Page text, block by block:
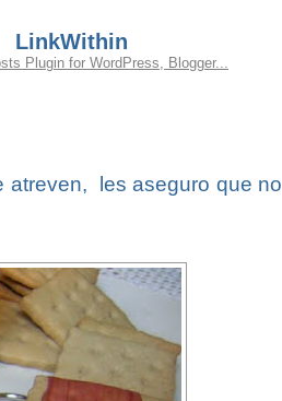
LinkWithin
atreven, les aseguro que no